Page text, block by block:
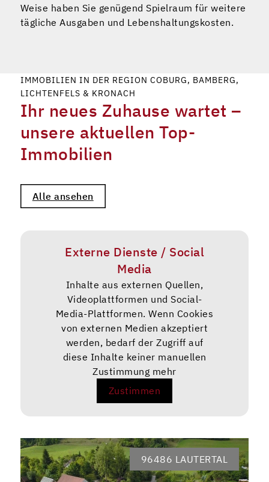
Weise haben Sie genügend Spielraum für weitere
tägliche Ausgaben und Lebenshaltungskosten.
IMMOBILIEN IN DER REGION COBURG, BAMBERG,
LICHTENFELS & KRONACH
Ihr neues Zuhause wartet –
unsere aktuellen Top-
Immobilien
Alle ansehen
96486 LAUTERTAL
Externe Dienste / Social
Media
Inhalte aus externen Quellen,
Videoplattformen und Social-
Media-Plattformen. Wenn Cookies
von externen Medien akzeptiert
werden, bedarf der Zugriff auf
diese Inhalte keiner manuellen
Zustimmung mehr
Zustimmen